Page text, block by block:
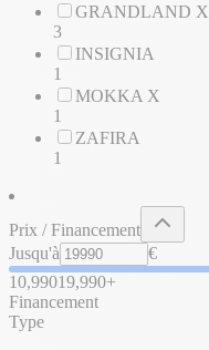
GRANDLAND X
3
INSIGNIA
1
MOKKA X
1
ZAFIRA
1
Prix / Financement
Jusqu'à
€
10,99019,990+
Financement
Type